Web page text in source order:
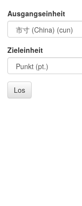
Ausgangseinheit
Zieleinheit
Los